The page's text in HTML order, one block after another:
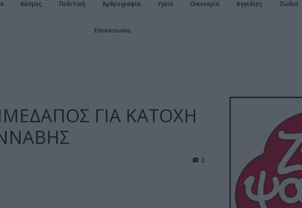
Κόσμος Πολιτική Άρθρογραφία Υγεία Οικονομία Αγγελίες Ζώδια
Επικοινωνία
ΓΙΑ ΚΑΤΟΧΗ
2